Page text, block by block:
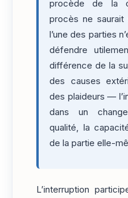
procède de la
procès ne saurait
l’une des parties
défendre
différence de la
des causes
des plaideurs —
dans un
qualité, la
de la partie elle-
L’interruption